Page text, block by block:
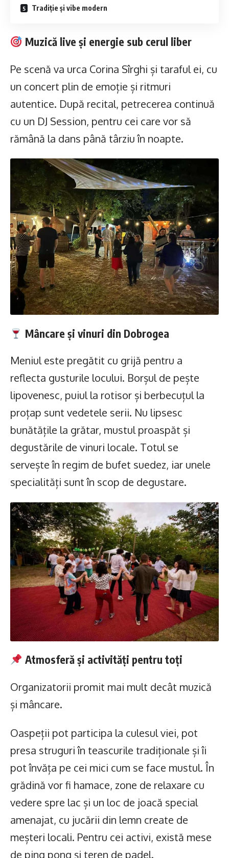
Tradiție și vibe modern
Muzică live și energie sub cerul liber
Pe scenă va urca Corina Sîrghi și taraful ei, cu
un concert plin de emoție și ritmuri
autentice. După recital, petrecerea continuă
cu un DJ Session, pentru cei care vor să
rămână la dans până târziu în noapte.
Mâncare și vinuri din Dobrogea
Meniul este pregătit cu grijă pentru a
reflecta gusturile locului. Borșul de pește
lipovenesc, puiul la rotisor și berbecuțul la
proțap sunt vedetele serii. Nu lipsesc
bunătățile la grătar, mustul proaspăt și
degustările de vinuri locale. Totul se
servește în regim de bufet suedez, iar unele
specialități sunt în scop de degustare.
Atmosferă și activități pentru toți
Organizatorii promit mai mult decât muzică
și mâncare.
Oaspeții pot participa la culesul viei, pot
presa struguri în teascurile tradiționale și îi
pot învăța pe cei mici cum se face mustul. În
grădină vor fi hamace, zone de relaxare cu
vedere spre lac și un loc de joacă special
amenajat, cu jucării din lemn create de
meșteri locali. Pentru cei activi, există mese
de ping pong și teren de padel.